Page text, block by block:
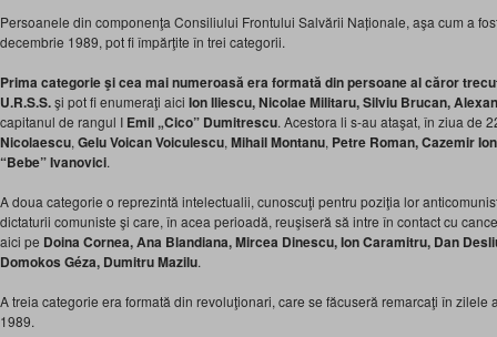
Persoanele din componenţa Consiliului Frontului Salvării Naționale, aşa cum a
decembrie 1989, pot fi împărţite în trei categorii.
Prima categorie şi cea mai numeroasă era formată din persoane al căror
U.R.S.S.şi pot fi enumeraţi aici Ion Iliescu, Nicolae Militaru, Silviu Brucan,
capitanul de rangul I Emil „Cico” Dumitrescu. Acestora li s-au ataşat, în ziua de
Nicolaescu, Gelu Voican Voiculescu, Mihail Montanu, Petre Roman, Cazemir
“Bebe” Ivanovici.
A doua categorie o reprezintă intelectualii, cunoscuţi pentru poziţia lor
dictaturii comuniste şi care, în acea perioadă, reuşiseră să intre în contact cu
aici pe Doina Cornea, Ana Blandiana, Mircea Dinescu, Ion Caramitru, Dan
Domokos Géza, Dumitru Mazilu.
A treia categorie era formată din revoluţionari, care se făcuseră remarcaţi în zilele
1989.